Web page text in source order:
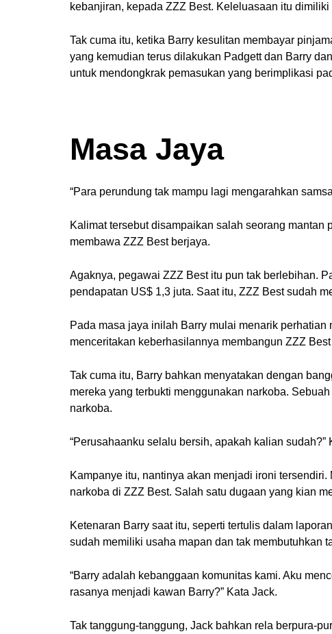
kebanjiran, kepada ZZZ Best. Keleluasaan itu
Tak cuma itu, ketika Barry kesulitan membayar
yang kemudian terus dilakukan Padgett dan Barry
untuk mendongkrak pemasukan yang berimplikasi
Masa Jaya
“Para perundung tak mampu lagi mengarahkan
Kalimat tersebut disampaikan salah seorang mantan
membawa ZZZ Best berjaya.
Agaknya, pegawai ZZZ Best itu pun tak berlebihan.
pendapatan US$ 1,3 juta. Saat itu, ZZZ Best sudah
Pada masa jaya inilah Barry mulai menarik
menceritakan keberhasilannya membangun ZZZ
Tak cuma itu, Barry bahkan menyatakan dengan
mereka yang terbukti menggunakan narkoba.
narkoba.
“Perusahaanku selalu bersih, apakah kalian sudah?”
Kampanye itu, nantinya akan menjadi ironi
narkoba di ZZZ Best. Salah satu dugaan yang kian
Ketenaran Barry saat itu, seperti tertulis dalam laporan
sudah memiliki usaha mapan dan tak membutuhkan
“Barry adalah kebanggaan komunitas kami. Aku
rasanya menjadi kawan Barry?” Kata Jack.
Tak tanggung-tanggung, Jack bahkan rela berpura-